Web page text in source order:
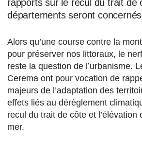
rapports sur le recul du trait de
départements seront
Alors qu’une course contre la
pour préserver nos littoraux, le
reste la question de l’urbanisme.
Cerema ont pour vocation de
majeurs de l’adaptation des
effets liés au dérèglement
recul du trait de côte et l’élévation
mer.